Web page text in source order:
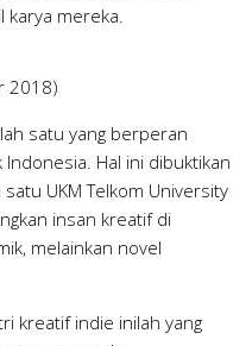
mereka.
2018)
satu yang berperan
Hal ini dibuktikan
satu UKM Telkom University
insan kreatif di
melainkan novel
kreatif indie inilah yang